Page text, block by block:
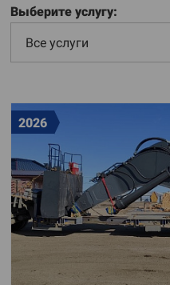
Выберите услугу:
Все услуги
2026